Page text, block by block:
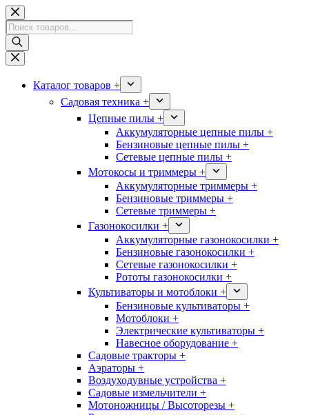
Перейти
к
сути
Поиск
товаров
Каталог товаров +
Садовая техника +
Цепные пилы +
Аккумуляторные цепные пилы +
Бензиновые цепные пилы +
Сетевые цепные пилы +
Мотокосы и триммеры +
Аккумуляторные триммеры +
Бензиновые триммеры +
Сетевые триммеры +
Газонокосилки +
Аккумуляторные газонокосилки +
Бензиновые газонокосилки +
Сетевые газонокосилки +
Рототы газонокосилки +
Культиваторы и мотоблоки +
Бензиновые культиваторы +
Мотоблоки +
Электрические культиваторы +
Навесное оборудование +
Садовые тракторы +
Аэраторы +
Воздуходувные устройства +
Садовые измельчители +
Мотоножницы / Высоторезы +